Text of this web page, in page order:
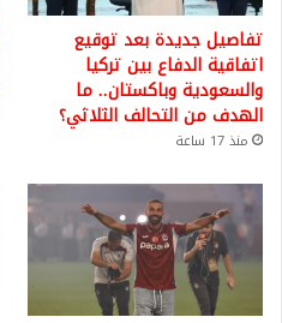
تفاصيل جديدة بعد توقيع
اتفاقية الدفاع بين تركيا
والسعودية وباكستان.. ما
الهدف من التحالف الثلاثي؟
منذ 17 ساعة